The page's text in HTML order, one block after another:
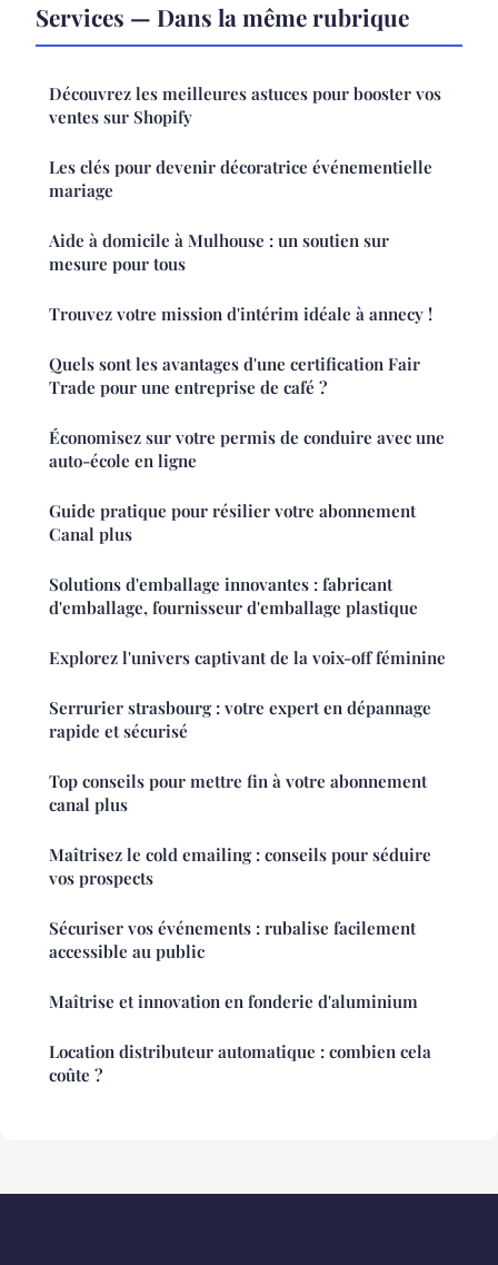
Services — Dans la même rubrique
Découvrez les meilleures astuces pour booster vos
ventes sur Shopify
Les clés pour devenir décoratrice événementielle
mariage
Aide à domicile à Mulhouse : un soutien sur
mesure pour tous
Trouvez votre mission d'intérim idéale à annecy !
Quels sont les avantages d'une certification Fair
Trade pour une entreprise de café ?
Économisez sur votre permis de conduire avec une
auto-école en ligne
Guide pratique pour résilier votre abonnement
Canal plus
Solutions d'emballage innovantes : fabricant
d'emballage, fournisseur d'emballage plastique
Explorez l'univers captivant de la voix-off féminine
Serrurier strasbourg : votre expert en dépannage
rapide et sécurisé
Top conseils pour mettre fin à votre abonnement
canal plus
Maîtrisez le cold emailing : conseils pour séduire
vos prospects
Sécuriser vos événements : rubalise facilement
accessible au public
Maîtrise et innovation en fonderie d'aluminium
Location distributeur automatique : combien cela
coûte ?